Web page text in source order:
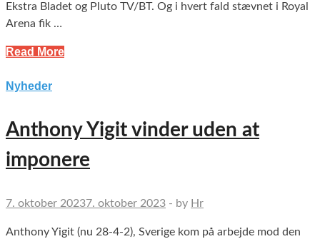
Ekstra Bladet og Pluto TV/BT. Og i hvert fald stævnet i Royal
Arena fik …
Read More
Nyheder
Anthony Yigit vinder uden at
imponere
7. oktober 20237. oktober 2023 - by Hr
Anthony Yigit (nu 28-4-2), Sverige kom på arbejde mod den